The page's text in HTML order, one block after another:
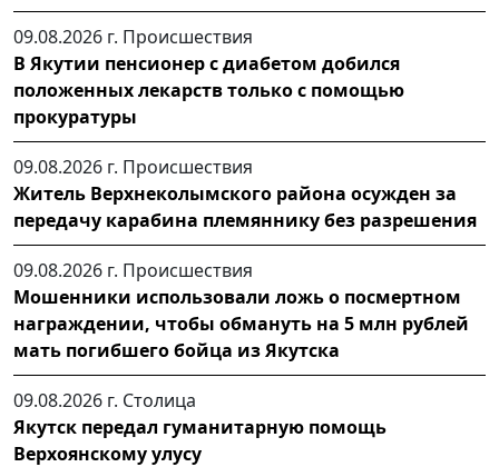
09.08.2026 г. Происшествия
В Якутии пенсионер с диабетом добился
положенных лекарств только с помощью
прокуратуры
09.08.2026 г. Происшествия
Житель Верхнеколымского района осужден за
передачу карабина племяннику без разрешения
09.08.2026 г. Происшествия
Мошенники использовали ложь о посмертном
награждении, чтобы обмануть на 5 млн рублей
мать погибшего бойца из Якутска
09.08.2026 г. Столица
Якутск передал гуманитарную помощь
Верхоянскому улусу